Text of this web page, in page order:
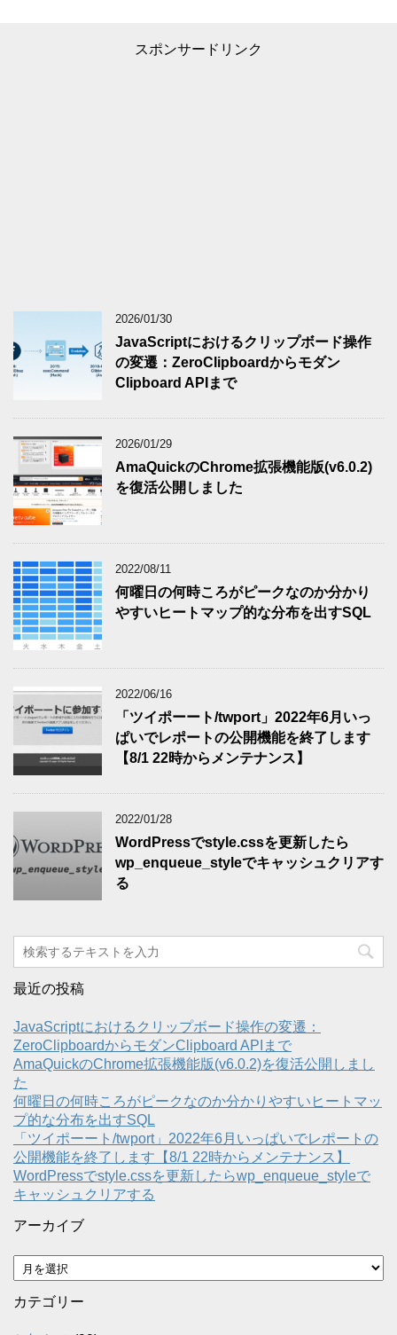
スポンサードリンク
2026/01/30
JavaScriptにおけるクリップボード操作
の変遷：ZeroClipboardからモダン
Clipboard APIまで
2026/01/29
AmaQuickのChrome拡張機能版(v6.0.2)
を復活公開しました
2022/08/11
何曜日の何時ころがピークなのか分かり
やすいヒートマップ的な分布を出すSQL
2022/06/16
「ツイポーート/twport」2022年6月いっ
ぱいでレポートの公開機能を終了します
【8/1 22時からメンテナンス】
2022/01/28
WordPressでstyle.cssを更新したら
wp_enqueue_styleでキャッシュクリアす
る
最近の投稿
JavaScriptにおけるクリップボード操作の変遷：
ZeroClipboardからモダンClipboard APIまで
AmaQuickのChrome拡張機能版(v6.0.2)を復活公開しまし
た
何曜日の何時ころがピークなのか分かりやすいヒートマッ
プ的な分布を出すSQL
「ツイポーート/twport」2022年6月いっぱいでレポートの
公開機能を終了します【8/1 22時からメンテナンス】
WordPressでstyle.cssを更新したらwp_enqueue_styleで
キャッシュクリアする
アーカイブ
ア
ー
カ
カテゴリー